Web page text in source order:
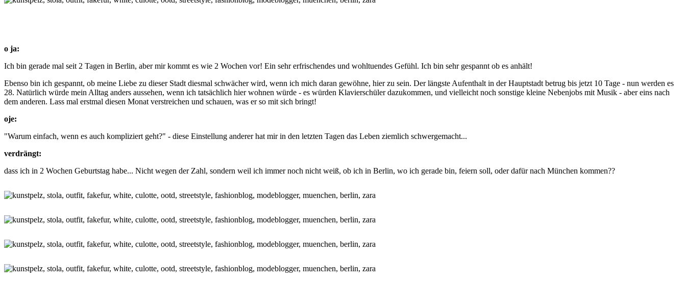
o ja:
Ich bin gerade mal seit 2 Tagen in Berlin, aber mir kommt es wie 2 Wochen vor! Ein sehr erfrischendes und wohltuendes Gefühl. Ich bin sehr gespannt ob es anhält!
Ebenso bin ich gespannt, ob meine Liebe zu dieser Stadt diesmal schwächer wird, wenn ich mich daran gewöhne, hier zu sein. Der längste Aufenthalt in der Hauptstadt betrug bis jetzt 10 Tage - nun werden es
28. Natürlich würde mein Alltag anders aussehen, wenn ich tatsächlich hier wohnen würde - es würden Klavierschüler dazukommen, und vielleicht noch sonstige kleine Nebenjobs mit Musik - aber eins nach
dem anderen. Lass mal erstmal diesen Monat verstreichen und schauen, was er so mit sich bringt!
oje:
"Warum einfach, wenn es auch kompliziert geht?" - diese Einstellung anderer hat mir in den letzten Tagen das Leben ziemlich schwergemacht...
verdrängt:
dass ich in 2 Wochen Geburtstag habe... Nicht wegen der Zahl, sondern weil ich immer noch nicht weiß, ob ich in Berlin, wo ich gerade bin, feiern soll, oder dafür nach München kommen??